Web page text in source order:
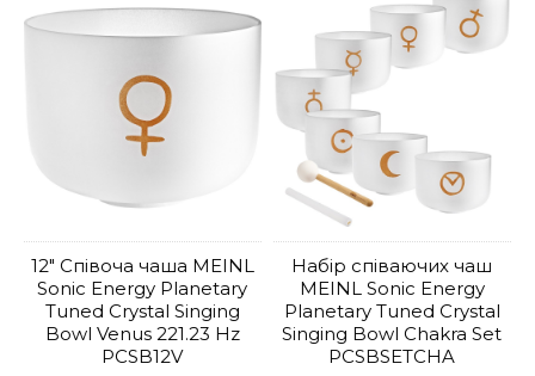
12" Співоча чаша MEINL
Sonic Energy Planetary
Tuned Crystal Singing
Bowl Venus 221.23 Hz
PCSB12V
Набір співаючих чаш
MEINL Sonic Energy
Planetary Tuned Crystal
Singing Bowl Chakra Set
PCSBSETCHA